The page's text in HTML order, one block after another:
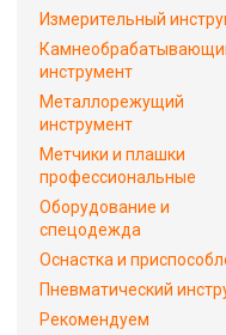
Измерительный
инструмент
Металлорежущий
инструмент
Метчики и плашки
профессиональные
Оборудование и
спецодежда
Оснастка и
Пневматический
Рекомендуем